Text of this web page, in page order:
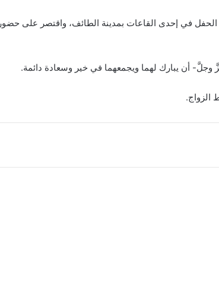
في إحدى القاعات بمدينة الطائف، واقتصر على حضور
وجلَّ- أن يبارك لهما ويجمعهما في خير وسعادة دائمة.
الزواج.